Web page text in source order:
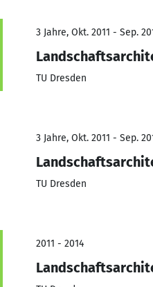
3 Jahre, Okt. 2011 - Sep.
TU Dresden
3 Jahre, Okt. 2011 - Sep.
TU Dresden
2011 - 2014